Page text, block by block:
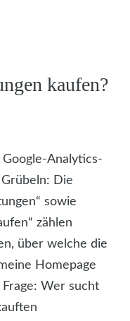
kaufen?
Analytics-
Die
sowie
zählen
über welche die
Homepage
Wer sucht